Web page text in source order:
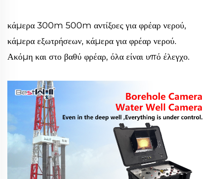
κάμερα 300m 500m αντίξοες για φρέαρ νερού,
κάμερα εξωτρήσεων, κάμερα για φρέαρ νερού.
Ακόμη και στο βαθύ φρέαρ, όλα είναι υπό έλεγχο.